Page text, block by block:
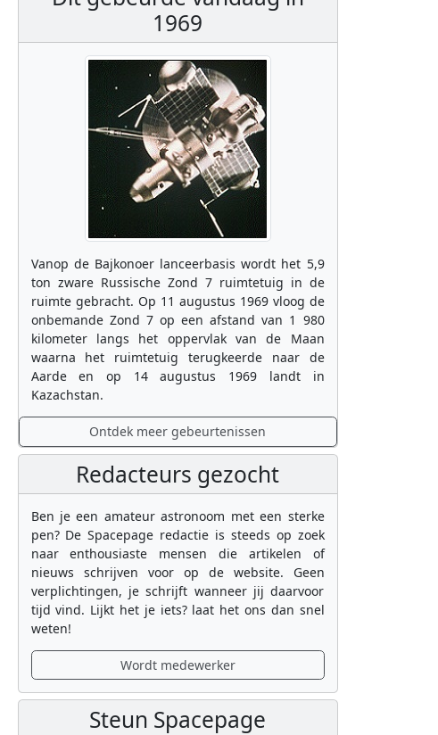
1969
Vanop de Bajkonoer lanceerbasis wordt het 5,9
ton zware Russische Zond 7 ruimtetuig in de
ruimte gebracht. Op 11 augustus 1969 vloog de
onbemande Zond 7 op een afstand van 1 980
kilometer langs het oppervlak van de Maan
waarna het ruimtetuig terugkeerde naar de
Aarde en op 14 augustus 1969 landt in
Kazachstan.
Ontdek meer gebeurtenissen
Redacteurs gezocht
Ben je een amateur astronoom met een sterke
pen? De Spacepage redactie is steeds op zoek
naar enthousiaste mensen die artikelen of
nieuws schrijven voor op de website. Geen
verplichtingen, je schrijft wanneer jij daarvoor
tijd vind. Lijkt het je iets? laat het ons dan snel
weten!
Wordt medewerker
Steun Spacepage